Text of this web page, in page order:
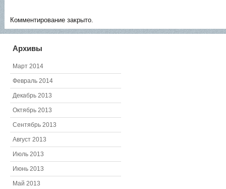
Комментирование закрыто.
Архивы
Март 2014
Февраль 2014
Декабрь 2013
Октябрь 2013
Сентябрь 2013
Август 2013
Июль 2013
Июнь 2013
Май 2013